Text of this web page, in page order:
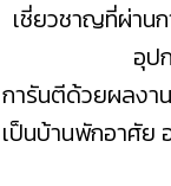
เชี่ยวชาญที่ผ่าน
อุป
การันตีด้วยผลงาน
เป็นบ้านพักอาศัย